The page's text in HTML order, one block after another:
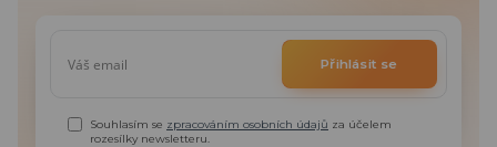
Přihlásit se
Souhlasím se zpracováním osobních údajů za účelem
rozesílky newsletteru.